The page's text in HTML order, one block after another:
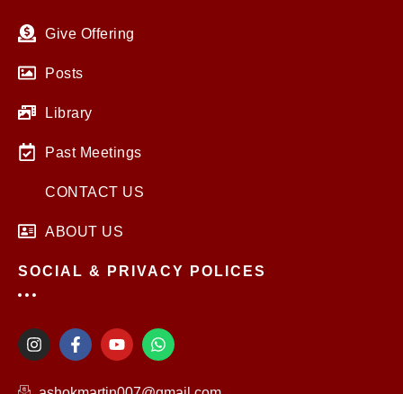
Give Offering
Posts
Library
Past Meetings
CONTACT US
ABOUT US
SOCIAL & PRIVACY POLICES
I
n
F
a
Y
o
t
W
h